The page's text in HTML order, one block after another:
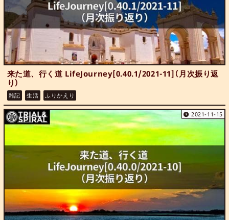
来た道、行く道 LifeJourney[0.40.1/2021-11]（月次振り返
り）
雑記 生活 ふりかえり
2021-11-15